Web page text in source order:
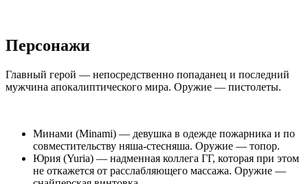
Персонажи
Главный герой — непосредственно попаданец и последний
мужчина апокалиптического мира. Оружие — пистолеты.
Минами (Minami) — девушка в одежде пожарника и по
совместительству няша-стесняша. Оружие — топор.
Юрия (Yuria) — надменная коллега ГГ, которая при этом
не откажется от расслабляющего массажа. Оружие —